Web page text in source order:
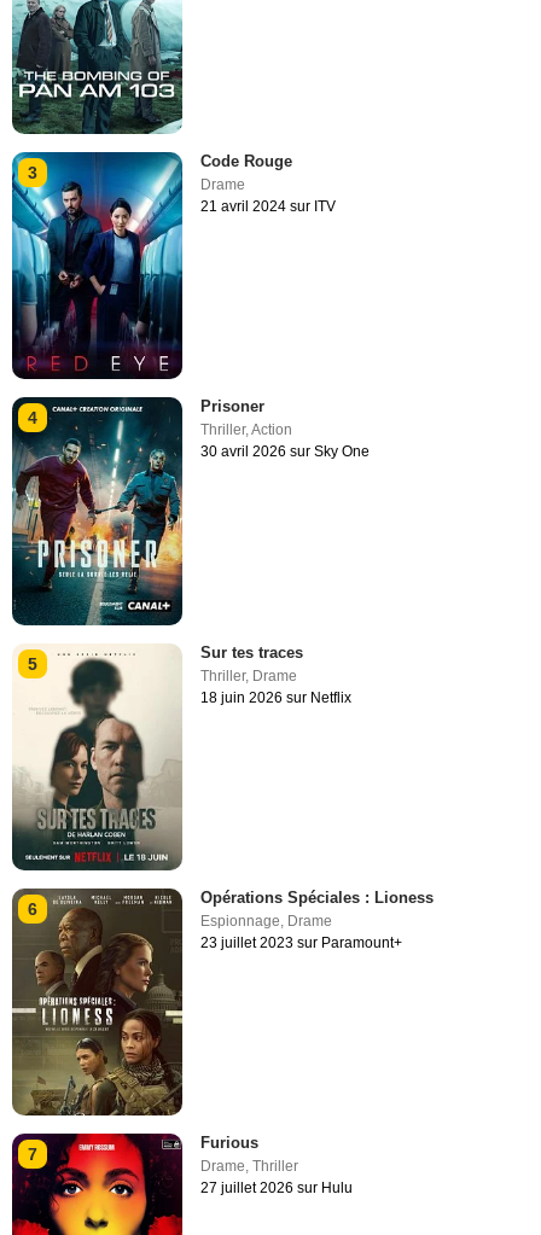
3
Code Rouge
Drame
21 avril 2024 sur ITV
4
Prisoner
Thriller,Action
30 avril 2026 sur Sky One
5
Sur tes traces
Thriller, Drame
18 juin 2026 sur Netflix
6
Opérations Spéciales : Lioness
Espionnage, Drame
23 juillet 2023 sur Paramount+
7
Furious
Drame,Thriller
27 juillet 2026 sur Hulu